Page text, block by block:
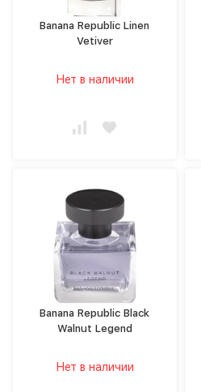
Banana Republic Linen
Vetiver
Нет в наличии
Banana Republic Black
Walnut Legend
Нет в наличии